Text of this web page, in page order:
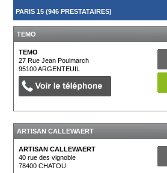
PARIS 15 (946 PRESTATAIRES)
TEMO
TEMO
27 Rue Jean Poulmarch
95100ARGENTEUIL
ARTISAN CALLEWAERT
ARTISAN CALLEWAERT
40 rue des vignoble
78400CHATOU